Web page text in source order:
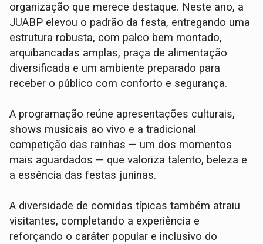
organização que merece destaque. Neste ano, a
JUABP elevou o padrão da festa, entregando uma
estrutura robusta, com palco bem montado,
arquibancadas amplas, praça de alimentação
diversificada e um ambiente preparado para
receber o público com conforto e segurança.
A programação reúne apresentações culturais,
shows musicais ao vivo e a tradicional
competição das rainhas — um dos momentos
mais aguardados — que valoriza talento, beleza e
a essência das festas juninas.
A diversidade de comidas típicas também atraiu
visitantes, completando a experiência e
reforçando o caráter popular e inclusivo do